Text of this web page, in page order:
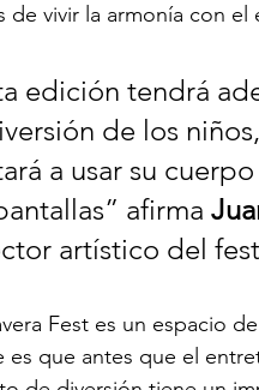
de vivir la armonía con el
edición tendrá
de los
a usar su
afirma
artístico del
Fest es un espacio
es que antes que el